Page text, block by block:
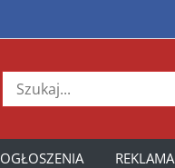
OGŁOSZENIA REKLAMA